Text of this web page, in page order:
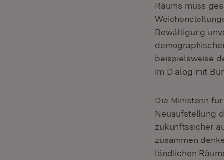
Raums muss
Bewältigung
beispielsweise
im Dialog mit
Die Ministerin
Neuaufstellung
zukunftssicher
zusammen
ländlichen